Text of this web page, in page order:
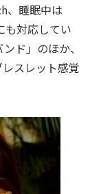
、睡眠中は
対応してい
ド」のほか、
スレット感覚